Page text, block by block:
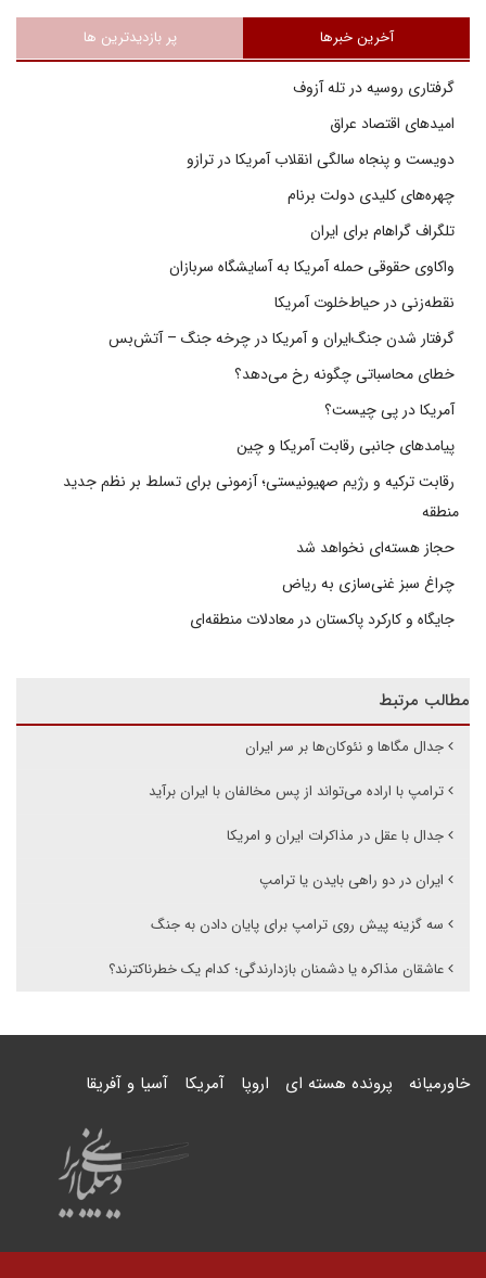
آخرین خبرها پر بازدیدترین ها
گرفتاری روسیه در تله آزوف
امیدهای اقتصاد عراق
دویست و پنجاه سالگی انقلاب آمریکا در ترازو
چهره‌های کلیدی دولت برنام
تلگراف گراهام برای ایران
واکاوی حقوقی حمله آمریکا به آسایشگاه سربازان
نقطه‌زنی در حیاط‌خلوت آمریکا
گرفتار شدن جنگ‌ایران و آمریکا در چرخه جنگ – آتش‌بس
خطای محاسباتی چگونه رخ می‌دهد؟
آمریکا در پی چیست؟
پیامدهای جانبی رقابت آمریکا و چین
رقابت ترکیه و رژیم صهیونیستی؛ آزمونی برای تسلط بر نظم جدید
منطقه
حجاز هسته‌ای نخواهد شد
چراغ سبز غنی‌سازی به ریاض
جایگاه و کارکرد پاکستان در معادلات منطقه‌ای
مطالب مرتبط
جدال مگاها و نئوکان‌ها بر سر ایران
ترامپ با اراده می‌تواند از پس مخالفان با ایران برآید
جدال با عقل در مذاکرات ایران و امریکا
ایران در دو راهی بایدن یا ترامپ
سه گزینه پیش روی ترامپ برای پایان دادن به جنگ
عاشقان مذاکره یا دشمنان بازدارندگی؛ کدام یک خطرناکترند؟
خاورمیانه پرونده هسته ای اروپا آمریکا آسیا و آفریقا